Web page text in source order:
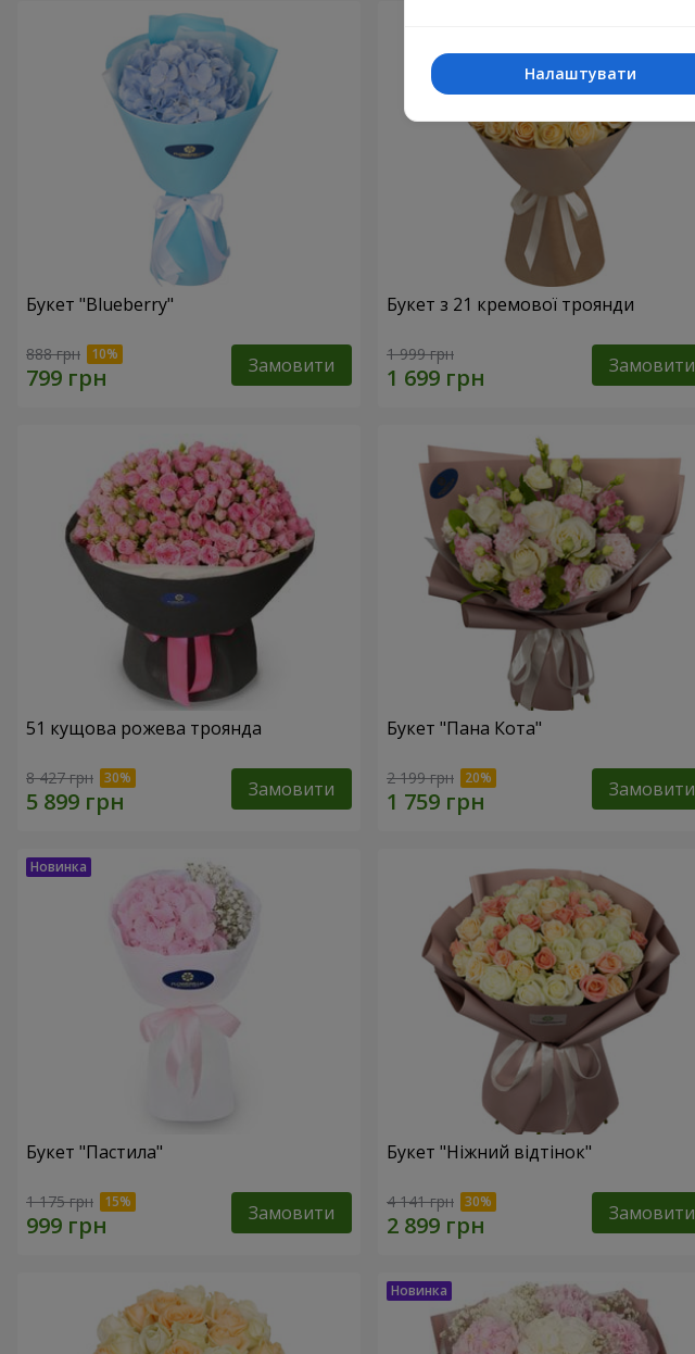
Букет "Blueberry"
888 грн Замовити
Букет з 21 кремової троянди
1 999 грн Замовити
51 кущова рожева троянда
8 427 грн Замовити
Букет "Пана Кота"
2 199 грн Замовити
Букет "Пастила"
1 175 грн Замовити
Букет "Ніжний відтінок"
4 141 грн Замовити
Налаштувати